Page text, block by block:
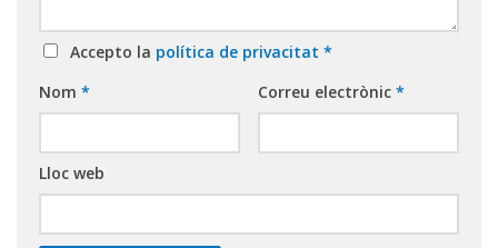
Accepto la política de privacitat *
Nom * Correu electrònic *
Lloc web